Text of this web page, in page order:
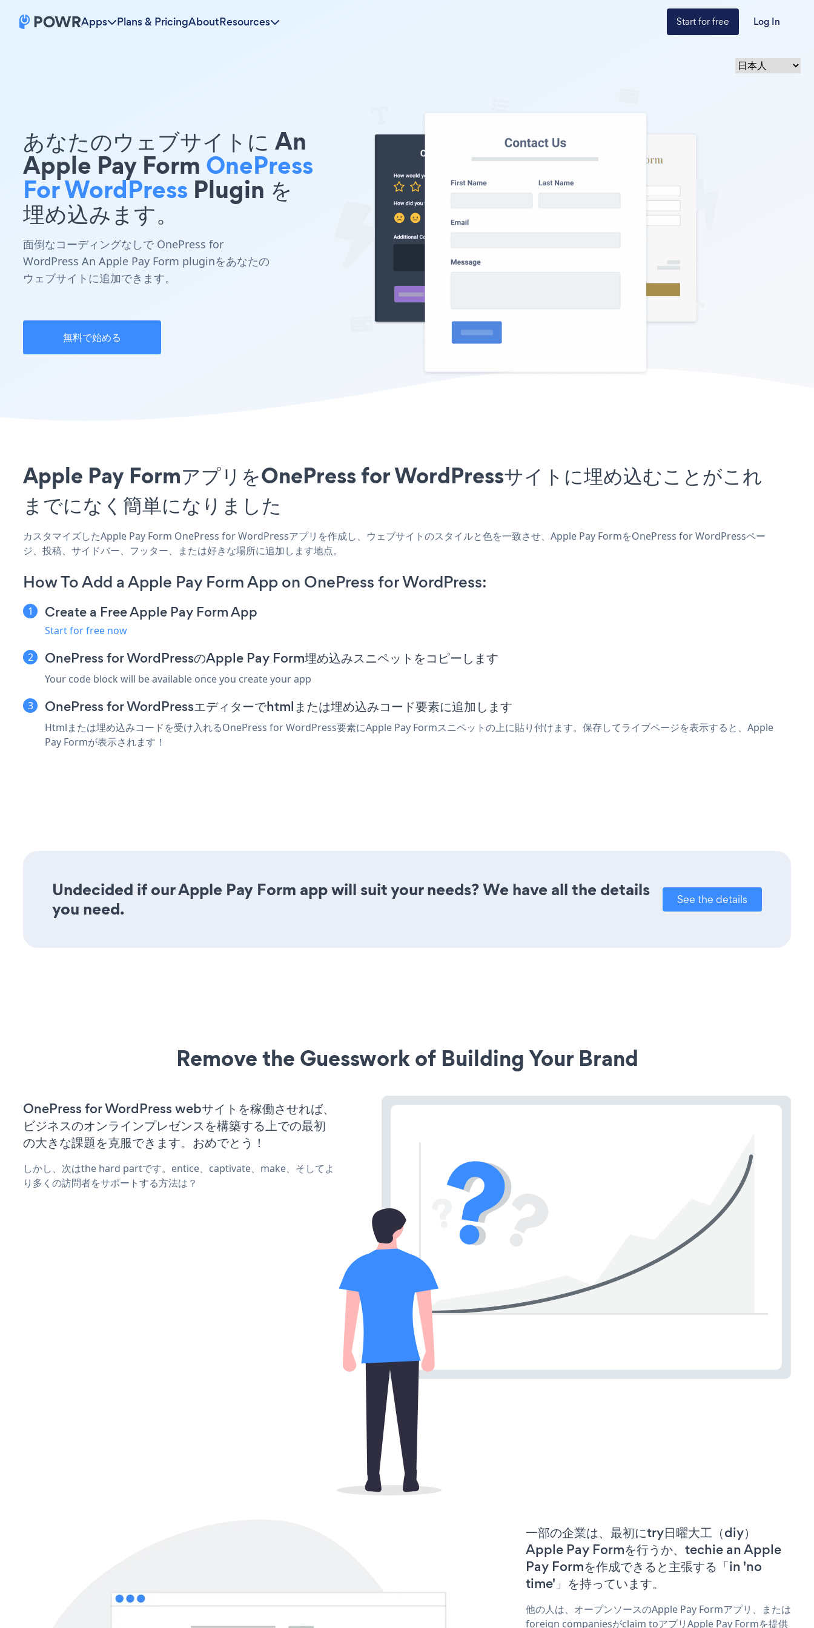
Apps Plans & PricingAboutResources Start for free Log In
あなたのウェブサイトに An
Apple Pay Form OnePress
For WordPress Plugin を
埋め込みます。
面倒なコーディングなしで OnePress for
WordPress An Apple Pay Form pluginをあなたの
ウェブサイトに追加できます。
無料で始める
Apple Pay FormアプリをOnePress for WordPressサイトに埋め込むことがこれ
までになく簡単になりました
カスタマイズしたApple Pay Form OnePress for WordPressアプリを作成し、ウェブサイトのスタイルと色を一致させ、Apple Pay FormをOnePress for WordPressペー
ジ、投稿、サイドバー、フッター、または好きな場所に追加します地点。
How To Add a Apple Pay Form App on OnePress for WordPress:
Create a Free Apple Pay Form App
Start for free now
OnePress for WordPressのApple Pay Form埋め込みスニペットをコピーします
Your code block will be available once you create your app
OnePress for WordPressエディターでhtmlまたは埋め込みコード要素に追加します
Htmlまたは埋め込みコードを受け入れるOnePress for WordPress要素にApple Pay Formスニペットの上に貼り付けます。保存してライブページを表示すると、Apple
Pay Formが表示されます！
Undecided if our Apple Pay Form app will suit your needs? We have all the details
you need.
See the details
Remove the Guesswork of Building Your Brand
OnePress for WordPress webサイトを稼働させれば、
ビジネスのオンラインプレゼンスを構築する上での最初
の大きな課題を克服できます。おめでとう！
しかし、次はthe hard partです。entice、captivate、make、そしてよ
り多くの訪問者をサポートする方法は？
一部の企業は、最初にtry日曜大工（diy）
Apple Pay Formを行うか、techie an Apple
Pay Formを作成できると主張する「in 'no
time'」を持っています。
他の人は、オープンソースのApple Pay Formアプリ、または
foreign companiesがclaim toアプリApple Pay Formを提供